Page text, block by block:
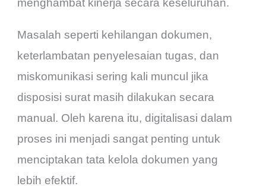
menghambat kinerja secara keseluruhan.
Masalah seperti kehilangan dokumen,
keterlambatan penyelesaian tugas, dan
miskomunikasi sering kali muncul jika
disposisi surat masih dilakukan secara
manual. Oleh karena itu, digitalisasi dalam
proses ini menjadi sangat penting untuk
menciptakan tata kelola dokumen yang
lebih efektif.